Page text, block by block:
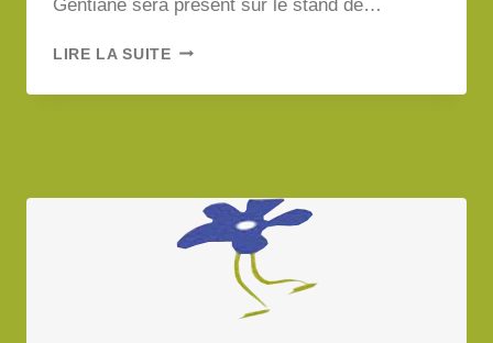
Gentiane sera présent sur le stand de…
LIRE LA SUITESAMEDI
SEPTEMBRE
ASSOCIATIONS
À
PONTCHARRA